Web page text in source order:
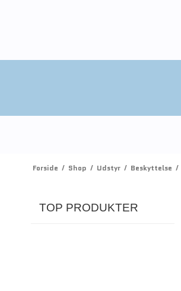
Forside / Shop / Udstyr / Beskyttelse /
TOP PRODUKTER